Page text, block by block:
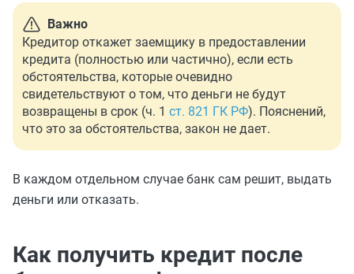
Важно
Кредитор откажет заемщику в предоставлении
кредита (полностью или частично), если есть
обстоятельства, которые очевидно
свидетельствуют о том, что деньги не будут
возвращены в срок (ч. 1 ст. 821 ГК РФ). Пояснений,
что это за обстоятельства, закон не дает.
В каждом отдельном случае банк сам решит, выдать
деньги или отказать.
Как получить кредит после